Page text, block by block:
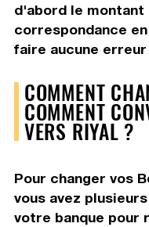
d'abord le montant
correspondance
faire aucune erreur
COMMENT
COMMENT
VERS RIYAL ?
Pour changer vos
vous avez
votre banque pour